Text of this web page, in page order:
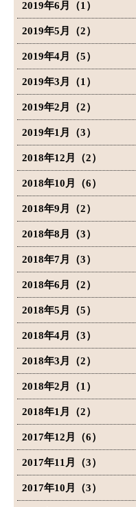
2019年6月（1）
2019年5月（2）
2019年4月（5）
2019年3月（1）
2019年2月（2）
2019年1月（3）
2018年12月（2）
2018年10月（6）
2018年9月（2）
2018年8月（3）
2018年7月（3）
2018年6月（2）
2018年5月（5）
2018年4月（3）
2018年3月（2）
2018年2月（1）
2018年1月（2）
2017年12月（6）
2017年11月（3）
2017年10月（3）